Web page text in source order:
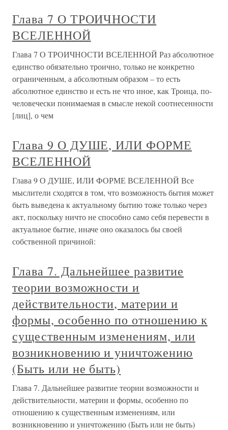
Глава 7 О ТРОИЧНОСТИ
ВСЕЛЕННОЙ
Глава 7 О ТРОИЧНОСТИ ВСЕЛЕННОЙ Раз абсолютное
единство обязательно троично, только не конкретно
ограниченным, а абсолютным образом – то есть
абсолютное единство и есть не что иное, как Троица, по-
человечески понимаемая в смысле некой соотнесенности
[лиц], о чем
Глава 9 О ДУШЕ, ИЛИ ФОРМЕ
ВСЕЛЕННОЙ
Глава 9 О ДУШЕ, ИЛИ ФОРМЕ ВСЕЛЕННОЙ Все
мыслители сходятся в том, что возможность бытия может
быть выведена к актуальному бытию тоже только через
акт, поскольку ничто не способно само себя перевести в
актуальное бытие, иначе оно оказалось бы своей
собственной причиной:
Глава 7. Дальнейшее развитие
теории возможности и
действительности, материи и
формы, особенно по отношению к
существенным изменениям, или
возникновению и уничтожению
(Быть или не быть)
Глава 7. Дальнейшее развитие теории возможности и
действительности, материи и формы, особенно по
отношению к существенным изменениям, или
возникновению и уничтожению (Быть или не быть)